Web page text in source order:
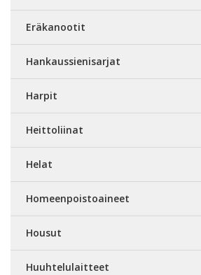
Eräkanootit
Hankaussienisarjat
Harpit
Heittoliinat
Helat
Homeenpoistoaineet
Housut
Huuhtelulaitteet